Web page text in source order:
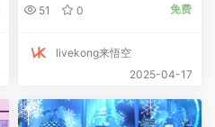
51 0 免费
livekong来悟空
2025-04-17